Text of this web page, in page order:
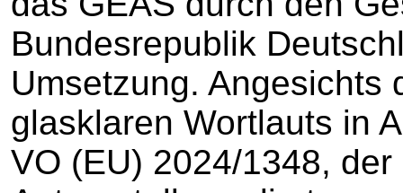
Bundesrepublik
Umsetzung. Angesichts
glasklaren Wortlauts in
VO (EU) 2024/1348,